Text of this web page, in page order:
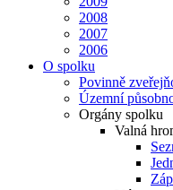
2008
2007
2006
O spolku
Povinně
Územní
Orgány spolku
Valná